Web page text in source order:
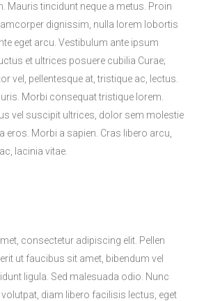
Mauris tincidunt neque a metus. Proin
dignissim, nulla lorem lobortis
eget arcu. Vestibulum ante ipsum
et ultrices posuere cubilia Curae;
vel, pellentesque at, tristique ac, lectus.
Morbi consequat tristique lorem.
vel suscipit ultrices, dolor sem molestie
eros. Morbi a sapien. Cras libero arcu,
lacinia vitae.
consectetur adipiscing elit. Pellen
ut faucibus sit amet, bibendum vel
ligula. Sed malesuada odio. Nunc
diam libero facilisis lectus, eget